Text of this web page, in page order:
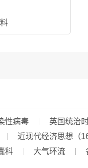
性病毒 英国统治
近现代经济思想（
科 大气环流